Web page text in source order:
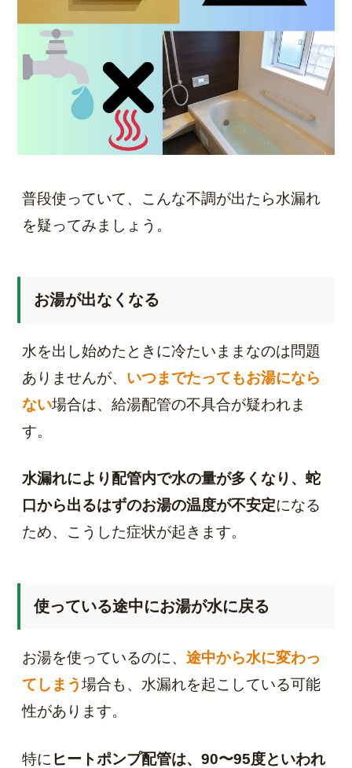
普段使っていて、こんな不調が出たら水漏れ
を疑ってみましょう。
お湯が出なくなる
水を出し始めたときに冷たいままなのは問題
ありませんが、 いつまでたってもお湯になら
ない場合は、給湯配管の不具合が疑われま
す。
水漏れにより配管内で水の量が多くなり、蛇
口から出るはずのお湯の温度が不安定になる
ため、こうした症状が起きます。
使っている途中にお湯が水に戻る
お湯を使っているのに、 途中から水に変わっ
てしまう場合も、水漏れを起こしている可能
性があります。
特に ヒートポンプ配管は、90〜95度といわれ